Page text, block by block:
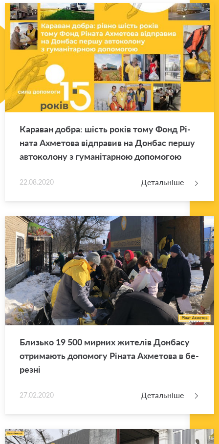
Ка­ра­ван добра: шість років тому Фонд Рі­
на­та Ахме­то­ва від­пра­вив на Дон­бас першу
ав­то­ко­ло­ну з гу­ма­ні­тар­ною до­по­мо­гою
22.08.2020 Детальніше
Близь­ко 19 500 мир­них жи­те­лів Дон­ба­су
отри­ма­ють до­по­мо­гу Рі­на­та Ахме­то­ва в бе­
ре­зні
27.02.2020 Детальніше